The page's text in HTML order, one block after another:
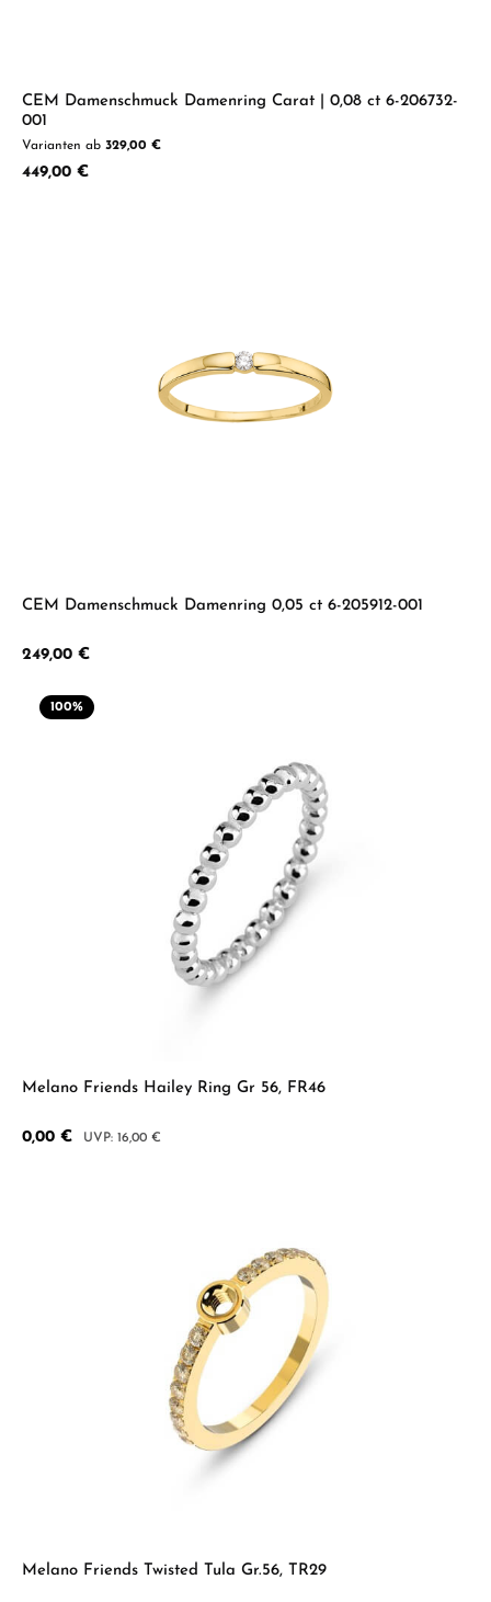
CEM Damenschmuck Damenring Carat | 0,08 ct 6-206732-
001
Varianten ab 329,00 €
Regulärer Preis:
449,00 €
CEM Damenschmuck Damenring 0,05 ct 6-205912-001
Regulärer Preis:
249,00 €
100%
Melano Friends Hailey Ring Gr 56, FR46
Verkaufspreis:
0,00 € Regulärer Preis:
16,00 €
Melano Friends Twisted Tula Gr.56, TR29